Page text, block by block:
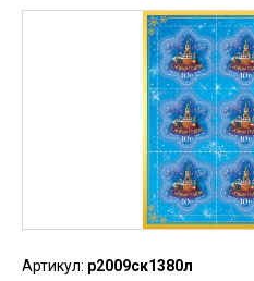
Артикул: р2009ск1380л